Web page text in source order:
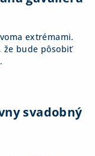
extrémami.
že bude pôsobiť
svadobný